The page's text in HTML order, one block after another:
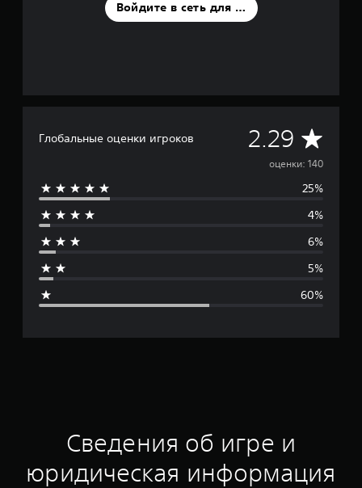
Войдите в сеть для оценки
Глобальные оценки игроков 2.29 С
р
е
я
о
н
к
оценки: 140
25%
4%
6%
5%
60%
Сведения об игре и
юридическая информация